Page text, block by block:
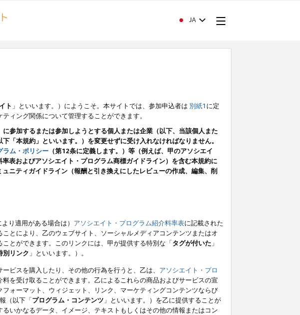
JA
ト 」といいます。）にようこそ。本サイトでは、参加申込者は 別紙1 に定
ィング関係について管理することができます。
参加するまたは参加しようとする個人または企業（以下、当該個人また
「本規約」といいます。）を変更せずに受け入れなければなりません。
ラム・ポリシー （第12条に定義します。）等（例えば、甲のアソシエイ
表およびアソシエイト・プログラム商標ガイドライン）を含む本規約に
ティガイドライン（報酬と引き換えにしたレビューの作成、編集、削
り適用がある場合は） アソシエイト・プログラム紹介料率表に記載された
とにより、乙のウェブサイト、ソーシャルメディアコンテンツまたはオ
ことができます。このリンクには、甲が提供する特別な「タグが付いた 」
別リンク 」といいます。）。
ビスを購入したり、その他の行為を行うと、乙は、 アソシエイト・プロ
を受け取ることができます。乙によるこれらの商品およびサービスの宣
ォーマット、ウィジェット、リンク、マーケティングコンテンツならび
（以下「プログラム・コンテンツ 」といいます。）を乙に提供することが
いかなるデータ、イメージ、テキストもしくはその他の情報またはコン